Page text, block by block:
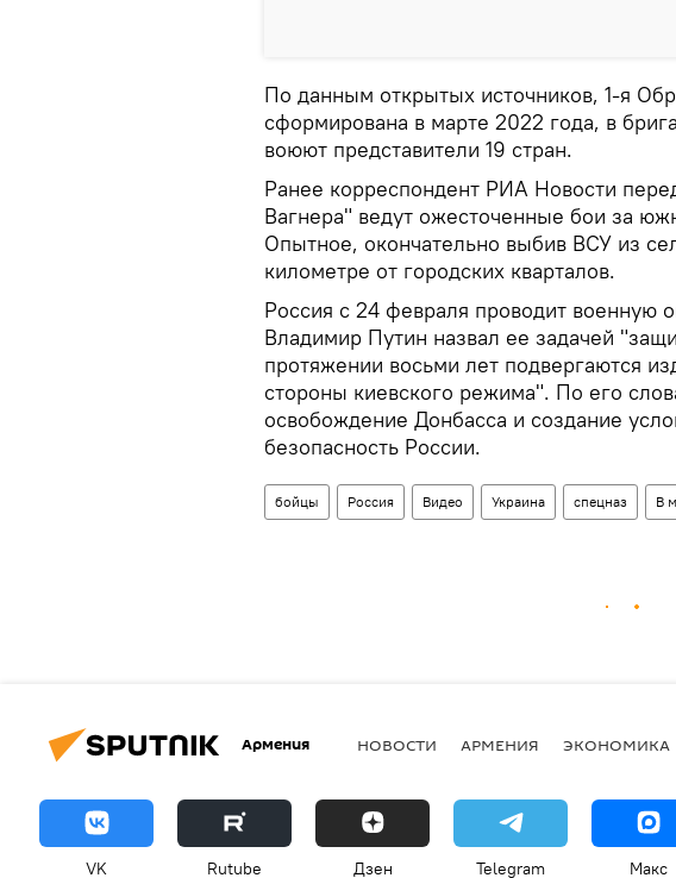
По данным открытых источников, 1-я
сформирована в марте 2022 года, в
воюют представители 19 стран.
Ранее корреспондент РИА Новости
Вагнера" ведут ожесточенные бои за
Опытное, окончательно выбив ВСУ из
километре от городских кварталов.
Россия с 24 февраля проводит военную
Владимир Путин назвал ее задачей
протяжении восьми лет подвергаются
стороны киевского режима". По его
освобождение Донбасса и создание
безопасность России.
бойцы Россия Видео Украина спецназ В
Армения НОВОСТИ АРМЕНИЯ ЭКОНОМИКА
VK Rutube Дзен Telegram Макс